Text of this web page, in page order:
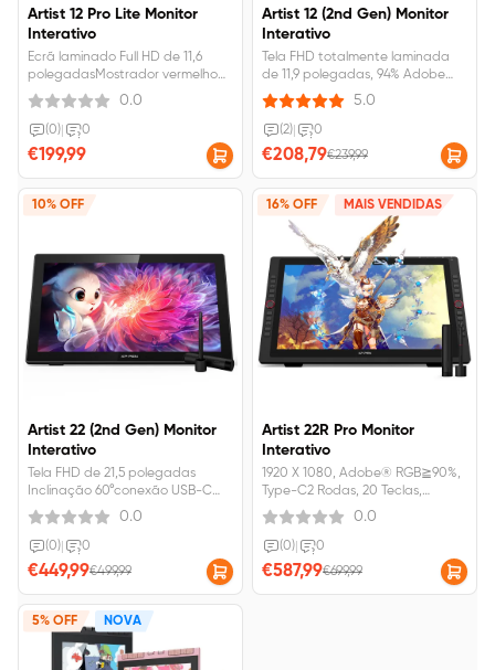
Artist 12 Pro Lite Monitor
Interativo
Ecrã laminado Full HD de 11,6
polegadasMostrador vermelho
para um controlo mais
preciso8.192 níveis de pressão e
suporte a inclinação de
60°Resolução de 1920 × 1080 com
ângulo de visão de 178°Cabo 3
em 1 para uma fácil
configuração
0.0
(0) 0
€199,99
Artist 12 (2nd Gen) Monitor
Interativo
Tela FHD totalmente laminada
de 11,9 polegadas, 94% Adobe
RGB.Caneta com chip X3.10
chaves expressas
personalizadas.Suporta conexão
USB C-C.
5.0
(2) 0
€208,79€239,99
10% OFF
Artist 22 (2nd Gen) Monitor
Interativo
Tela FHD de 21,5 polegadas
Inclinação 60°conexão USB-C
para USB-C Adobe® RGB≥90%,
sRGB≥122%
0.0
(0) 0
€449,99€499,99
16% OFF MAIS VENDIDAS
Artist 22R Pro Monitor
Interativo
1920 X 1080, Adobe® RGB≧90%,
Type-C2 Rodas, 20 Teclas,
Inclinação 60°O pacote será
entregue a partir do armazém
na China com um prazo de
entrega estimado de 15 dias
úteis
0.0
(0) 0
€587,99€699,99
5% OFF NOVA